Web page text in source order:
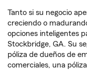
Tanto si su negocio
creciendo o
opciones inteligentes
Stockbridge, GA. Su
póliza de dueños de
comerciales, una